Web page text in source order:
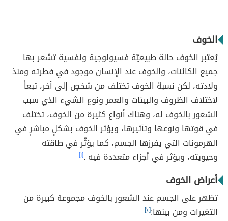
الخوف
يُعتبر الخوف حالة طبيعيّة فسيولوجية ونفسية تشعر بها
جميع الكائنات، والخوف عند الإنسان موجود في فطرته ومنذ
ولادته، لكن نسبة الخوف تختلف من شخصٍ إلى آخر، تبعاً
لاختلاف الظروف والبيئات والعمر ونوع الشيء الذي سبب
الشعور بالخوف له، وهناك أنواع كثيرة من الخوف، تختلف
في قوتها ونوعها وتأثيرها، ويؤثر الخوف بشكلٍ مباشرٍ في
الهرمونات التي يفرزها الجسم، كما يؤثّر في طاقته
وحيويته، ويؤثر في أجزاء متعددة فيه .[١]
أعراض الخوف
تظهر على الجسم عند الشعور بالخوف مجموعة كبيرة من
التغيرات ومن بينها:[٢]